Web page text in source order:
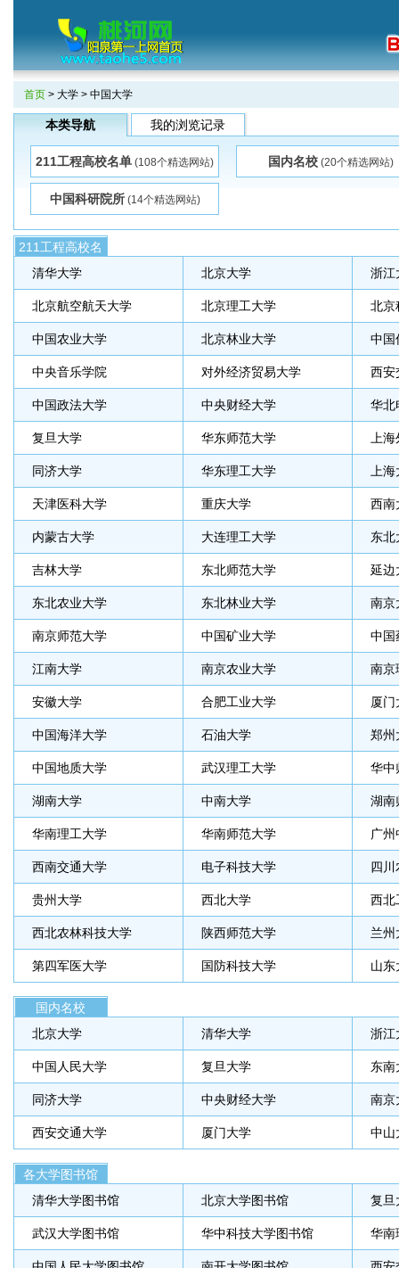
首页 > 大学 > 中国大学
本类导航 我的浏览记录
211工程高校名单 (108个精选网站) 国内名校(20个精选网站)
中国科研院所(14个精选网站)
211工程高校名
单
清华大学 北京大学 浙江
北京航空航天大学 北京理工大学 北京
中国农业大学 北京林业大学 中国
中央音乐学院 对外经济贸易大学 西安
中国政法大学 中央财经大学 华北
复旦大学 华东师范大学 上
同济大学 华东理工大学 上
天津医科大学 重庆大学 西南
内蒙古大学 大连理工大学 东北
吉林大学 东北师范大学 延边
东北农业大学 东北林业大学 南京
南京师范大学 中国矿业大学 中国
江南大学 南京农业大学 南京
安徽大学 合肥工业大学 厦门
中国海洋大学 石油大学 郑州
中国地质大学 武汉理工大学 华中
湖南大学 中南大学 湖南
华南理工大学 华南师范大学 广
西南交通大学 电子科技大学 四川
贵州大学 西北大学 西北
西北农林科技大学 陕西师范大学 兰州
第四军医大学 国防科技大学 山东
国内名校
北京大学
清华大学 浙江
中国人民大学 复旦大学 东南
同济大学 中央财经大学 南京
西安交通大学 厦门大学 中山
各大学图书馆
清华大学图书馆
北京大学图书馆 复旦
武汉大学图书馆 华中科技大学图书馆 华南